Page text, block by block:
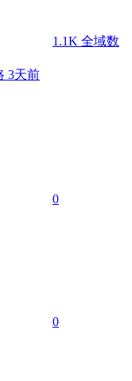
1.1K 全域数
3天前
0
0